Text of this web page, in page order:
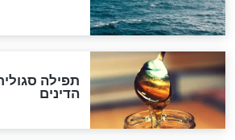
המסמך האבוד
במרתפי
הנדיר של